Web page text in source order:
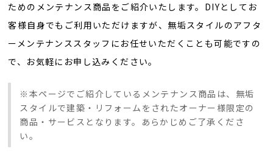
ためのメンテナンス商品をご紹介いたします。DIYとしてお
客様自身でもご利用いただけますが、無垢スタイルのアフタ
ーメンテナンススタッフにお任せいただくことも可能ですの
で、お気軽にお申し込みください。
※本ページでご紹介しているメンテナンス商品は、無垢
スタイルで建築・リフォームをされたオーナー様限定の
商品・サービスとなります。あらかじめご了承くださ
い。